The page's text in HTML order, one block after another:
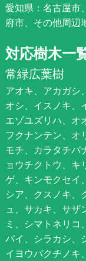
愛知県：名古屋市
府市、その他周辺
対応樹木一
常緑広葉樹
アオキ、アカガシ
オシ、イスノキ、
エゾユズリハ、オ
フクナンテン、オ
モチ、カラタチバ
ョウチクトウ、キ
ゲ、キンモクセイ
シア、クスノキ、
ュ、サカキ、サザ
ミ、シマトネリ
バイ、シラカシ、
イヨウバクチノキ